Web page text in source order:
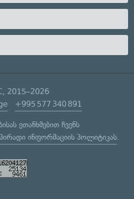
2015–2026
+995 577 340 891
ეთანხმებით ჩვენს
პირადი ინფორმაციის პოლიტიკას.